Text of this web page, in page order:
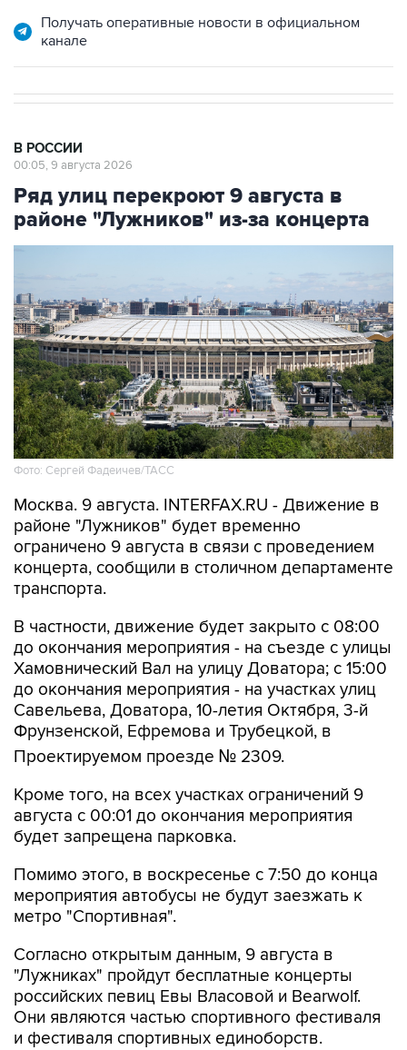
Получать оперативные новости в официальном
канале
В РОССИИ
00:05, 9 августа 2026
Ряд улиц перекроют 9 августа в
районе "Лужников" из-за концерта
Фото: Сергей Фадеичев/ТАСС
Москва. 9 августа. INTERFAX.RU - Движение в
районе "Лужников" будет временно
ограничено 9 августа в связи с проведением
концерта, сообщили в столичном департаменте
транспорта.
В частности, движение будет закрыто с 08:00
до окончания мероприятия - на съезде с улицы
Хамовнический Вал на улицу Доватора; с 15:00
до окончания мероприятия - на участках улиц
Савельева, Доватора, 10-летия Октября, 3-й
Фрунзенской, Ефремова и Трубецкой, в
Проектируемом проезде № 2309.
Кроме того, на всех участках ограничений 9
августа с 00:01 до окончания мероприятия
будет запрещена парковка.
Помимо этого, в воскресенье с 7:50 до конца
мероприятия автобусы не будут заезжать к
метро "Спортивная".
Согласно открытым данным, 9 августа в
"Лужниках" пройдут бесплатные концерты
российских певиц Евы Власовой и Bearwolf.
Они являются частью спортивного фестиваля
и фестиваля спортивных единоборств.